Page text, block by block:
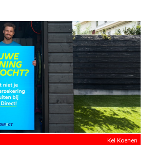
Kel Koenen